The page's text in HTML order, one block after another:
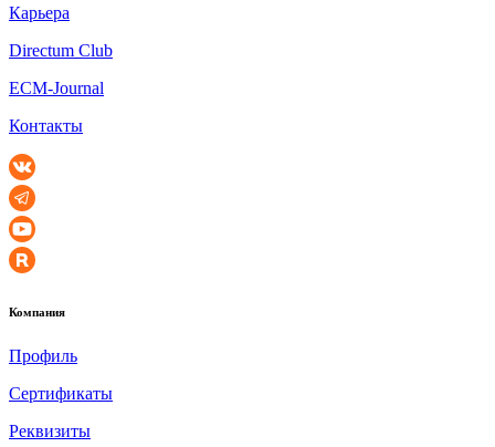
Карьера
Directum Club
ECM-Journal
Контакты
Компания
Профиль
Сертификаты
Реквизиты